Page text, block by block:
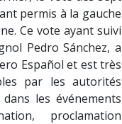
permis à la gauche
Ce vote ayant suivi
Pedro Sánchez, a
Español et est très
par les autorités
les événements
proclamation